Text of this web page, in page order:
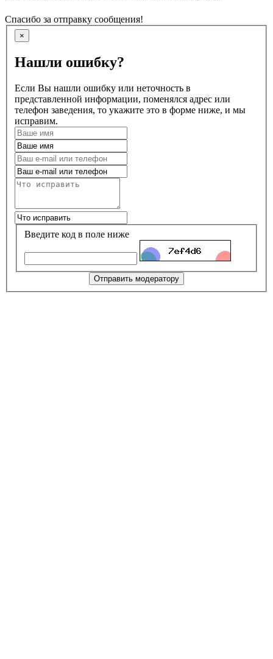
Спасибо за отправку сообщения!
×
Нашли ошибку?
Если Вы нашли ошибку или неточность в
представленной информации, поменялся адрес или
телефон заведения, то укажите это в форме ниже, и мы
исправим.
Введите код в поле ниже
Отправить модератору